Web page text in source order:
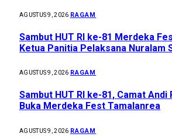
AGUSTUS 9, 2026 RAGAM
Sambut HUT RI ke-81 Merdeka
Ketua Panitia Pelaksana Nuralam
AGUSTUS 9, 2026 RAGAM
Sambut HUT RI ke-81, Camat
Buka Merdeka Fest Tamalanrea
AGUSTUS 9, 2026 RAGAM